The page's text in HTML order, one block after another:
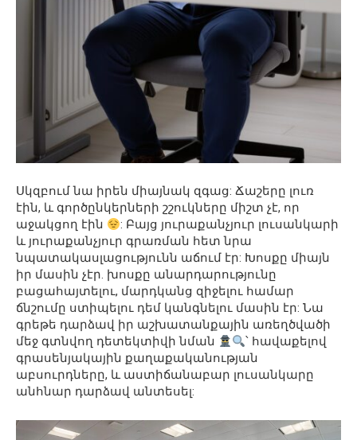
Սկզբում նա իրեն միայնակ զգաց: Ճաշերը լուռ
էին, և գործընկերների շշուկները միշտ չէ, որ
աջակցող էին
: Բայց յուրաքանչյուր լուսանկարի
և յուրաքանչյուր գրառման հետ նրա
նպատակասլացությունն աճում էր: Խոսքը միայն
իր մասին չէր. խոսքը անարդարությունը
բացահայտելու, մարդկանց զիջելու համար
ճնշումը ստիպելու դեմ կանգնելու մասին էր: Նա
գրեթե դարձավ իր աշխատանքային առեղծվածի
մեջ գտնվող դետեկտիվի նման
՝ հավաքելով
գրասենյակային քաղաքականության
աբսուրդները, և աստիճանաբար լուսանկարը
անհնար դարձավ անտեսել: